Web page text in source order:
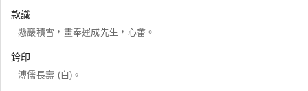
款識
懸巖積雪，畫奉運成先生，心畬。
鈐印
溥儒長壽 (白)。